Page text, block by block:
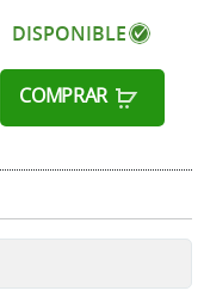
DISPONIBLE
COMPRAR